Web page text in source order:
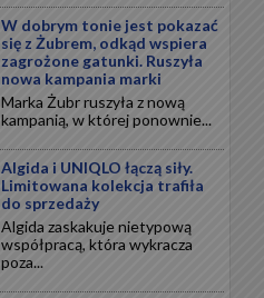
W dobrym tonie jest pokazać
się z Żubrem, odkąd wspiera
zagrożone gatunki. Ruszyła
nowa kampania marki
Marka Żubr ruszyła z nową
kampanią, w której ponownie...
Algida i UNIQLO łączą siły.
Limitowana kolekcja trafiła
do sprzedaży
Algida zaskakuje nietypową
współpracą, która wykracza
poza...